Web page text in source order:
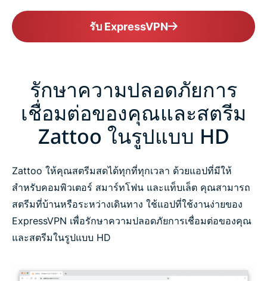
รับ ExpressVPN
รักษาความปลอดภัยการ
เชื่อมต่อของคุณและสตรีม
Zattoo ในรูปแบบ HD
Zattoo ให้คุณสตรีมสดได้ทุกที่ทุกเวลา ด้วยแอปที่มีให้
สำหรับคอมพิวเตอร์ สมาร์ทโฟน และแท็บเล็ต คุณสามารถ
สตรีมที่บ้านหรือระหว่างเดินทาง ใช้แอปที่ใช้งานง่ายของ
ExpressVPN เพื่อรักษาความปลอดภัยการเชื่อมต่อของคุณ
และสตรีมในรูปแบบ HD